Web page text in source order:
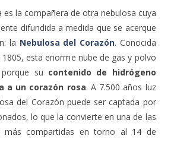
es la compañera de otra nebulosa cuya
difundida a medida que se acerque
la Nebulosa del Corazón. Conocida
esta enorme nube de gas y polvo
su contenido de hidrógeno
a un corazón rosa. A 7.500 años luz
del Corazón puede ser captada por
lo que la convierte en una de las
más compartidas en torno al 14 de